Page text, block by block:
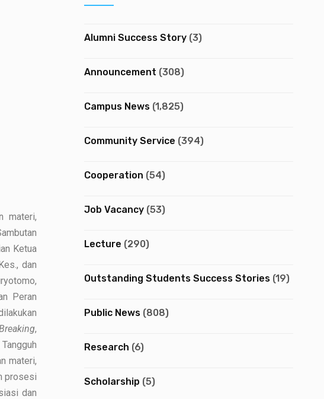
materi,
Ketua
dan
Peran
,
materi,
prosesi
dan
Alumni Success Story(3)
Announcement (308)
Campus News(1,825)
Community Service (394)
Cooperation (54)
Job Vacancy(53)
Lecture (290)
Outstanding Students Success Stories(19)
Public News(808)
Research (6)
Scholarship (5)